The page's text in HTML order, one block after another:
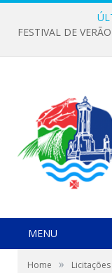
MENU
Home » Licitações